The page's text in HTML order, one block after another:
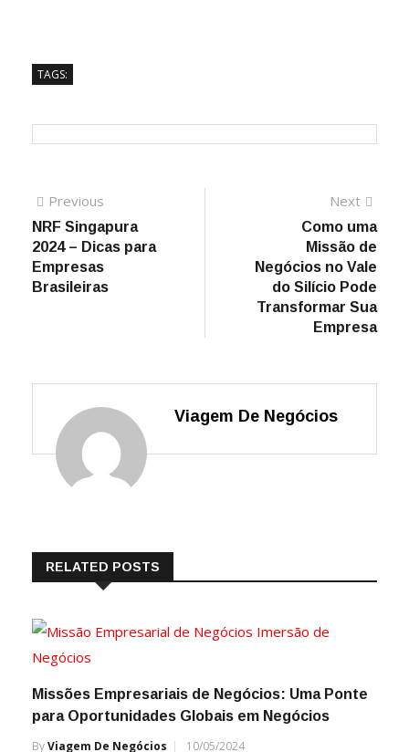
TAGS:
Previous
NRF Singapura
2024 – Dicas para
Empresas
Brasileiras
Next
Como uma
Missão de
Negócios no Vale
do Silício Pode
Transformar Sua
Empresa
Viagem De Negócios
RELATED POSTS
Missões Empresariais de Negócios: Uma Ponte
para Oportunidades Globais em Negócios
ByViagem De Negócios 10/05/2024